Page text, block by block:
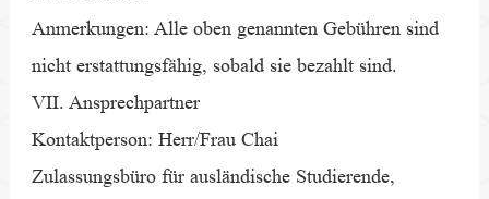
Anmerkungen: Alle oben genannten Gebühren sind
nicht erstattungsfähig, sobald sie bezahlt sind.
VII. Ansprechpartner
Kontaktperson: Herr/Frau Chai
Zulassungsbüro für ausländische Studierende,